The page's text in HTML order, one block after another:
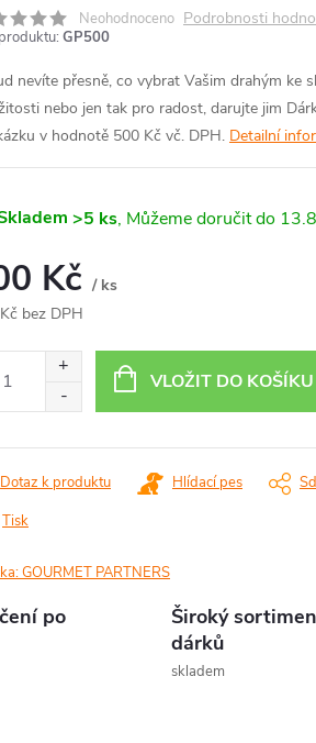
Neohodnoceno Podrobnosti
GP500
nevíte přesně, co vybrat Vašim drahým ke
nebo jen tak pro radost, darujte jim
v hodnotě 500 Kč vč. DPH. Detailní
>5 ks
Kč / ks
bez DPH
VLOŽIT DO KOŠÍKU
Tisk
Dotaz k produktu Hlídací pes
GOURMET PARTNERS
po
Široký
dárků
skladem